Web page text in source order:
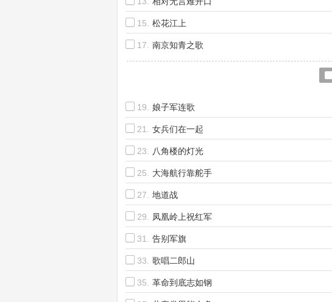
15. 松花江上
17. 南京知青之歌
19. 娘子军连歌
21. 女兵们在一起
23. 八角楼的灯光
25. 大海航行靠舵手
27. 地道战
29. 凤凰岭上祝红军
31. 告别军旗
33. 歌唱二郎山
35. 革命到底志如钢